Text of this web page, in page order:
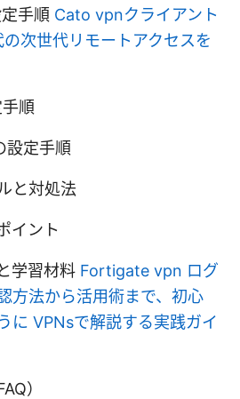
手順 Cato vpnクライアント
の次世代リモートアクセスを
順
設定手順
と対処法
イント
学習材料 Fortigate vpn ログ
方法から活用術まで、初心
に VPNsで解説する実践ガイ
）